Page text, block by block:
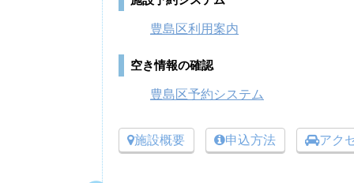
豊島区利用案内
空き情報の確認
豊島区予約システム
施設概要 申込方法 アク